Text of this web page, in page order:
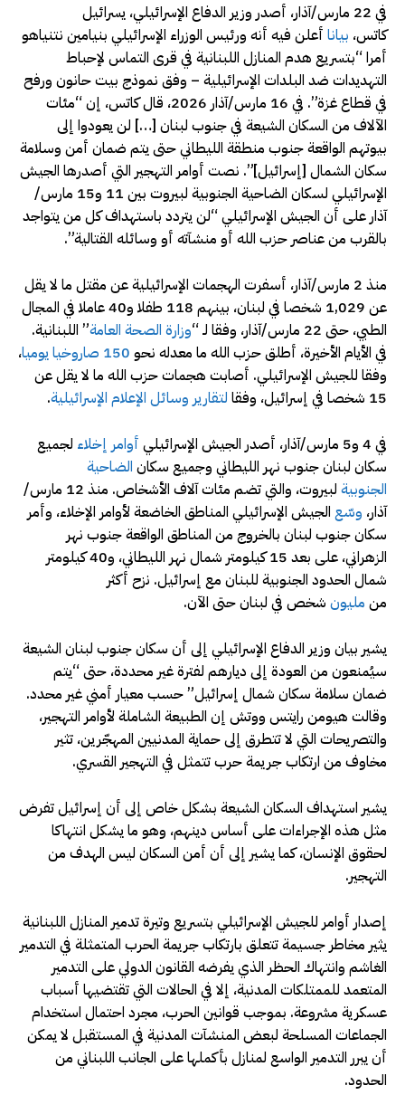
في 22 مارس/آذار، أصدر وزير الدفاع الإسرائيلي، يسرائيل
كاتس، بيانا أعلن فيه أنه ورئيس الوزراء الإسرائيلي بنيامين نتنياهو
أمرا “بتسريع هدم المنازل اللبنانية في قرى التماس لإحباط
التهديدات ضد البلدات الإسرائيلية – وفق نموذج بيت حانون ورفح
في قطاع غزة”. في 16 مارس/آذار 2026، قال كاتس، إن “مئات
الآلاف من السكان الشيعة في جنوب لبنان […] لن يعودوا إلى
بيوتهم الواقعة جنوب منطقة الليطاني حتى يتم ضمان أمن وسلامة
سكان الشمال [إسرائيل]”. نصت أوامر التهجير التي أصدرها الجيش
الإسرائيلي لسكان الضاحية الجنوبية لبيروت بين 11 و15 مارس/
آذار على أن الجيش الإسرائيلي “لن يتردد باستهداف كل من يتواجد
بالقرب من عناصر حزب الله أو منشآته أو وسائله القتالية”.
منذ 2 مارس/آذار، أسفرت الهجمات الإسرائيلية عن مقتل ما لا يقل
عن 1,029 شخصا في لبنان، بينهم 118 طفلا و40 عاملا في المجال
الطبي، حتى 22 مارس/آذار، وفقا لـ “
وزارة الصحة العامة” اللبنانية.
في الأيام الأخيرة، أطلق حزب الله ما معدله نحو 150 صاروخيا يوميا
،
وفقا للجيش الإسرائيلي. أصابت هجمات حزب الله ما لا يقل عن
15 شخصا في إسرائيل، وفقا
لتقارير وسائل الإعلام الإسرائيلية.
في 4 و5 مارس/آذار، أصدر الجيش الإسرائيلي أوامر إخلاء لجميع
سكان لبنان جنوب نهر الليطاني وجميع سكان الضاحية
الجنوبية
لبيروت، والتي تضم مئات آلاف الأشخاص. منذ 12 مارس/
آذار، وسّع الجيش الإسرائيلي المناطق الخاضعة لأوامر الإخلاء، وأمر
سكان جنوب لبنان بالخروج من المناطق الواقعة جنوب نهر
الزهراني، على بعد 15 كيلومتر شمال نهر الليطاني، و40 كيلومتر
شمال الحدود الجنوبية للبنان مع إسرائيل. نزح أكثر
من مليون شخص في لبنان حتى الآن.
يشير بيان وزير الدفاع الإسرائيلي إلى أن سكان جنوب لبنان الشيعة
سيُمنعون من العودة إلى ديارهم لفترة غير محددة، حتى “يتم
ضمان سلامة سكان شمال إسرائيل” حسب معيار أمني غير محدد.
وقالت هيومن رايتس ووتش إن الطبيعة الشاملة لأوامر التهجير،
والتصريحات التي لا تتطرق إلى حماية المدنيين المهجّرين، تثير
مخاوف من ارتكاب جريمة حرب تتمثل في التهجير القسري.
يشير استهداف السكان الشيعة بشكل خاص إلى أن إسرائيل تفرض
مثل هذه الإجراءات على أساس دينهم، وهو ما يشكل انتهاكا
لحقوق الإنسان، كما يشير إلى أن أمن السكان ليس الهدف من
التهجير.
إصدار أوامر للجيش الإسرائيلي بتسريع وتيرة تدمير المنازل اللبنانية
يثير مخاطر جسيمة تتعلق بارتكاب جريمة الحرب المتمثلة في التدمير
الغاشم وانتهاك الحظر الذي يفرضه القانون الدولي على التدمير
المتعمد للممتلكات المدنية، إلا في الحالات التي تقتضيها أسباب
عسكرية مشروعة. بموجب قوانين الحرب، مجرد احتمال استخدام
الجماعات المسلحة لبعض المنشآت المدنية في المستقبل لا يمكن
أن يبرر التدمير الواسع لمنازل بأكملها على الجانب اللبناني من
الحدود.